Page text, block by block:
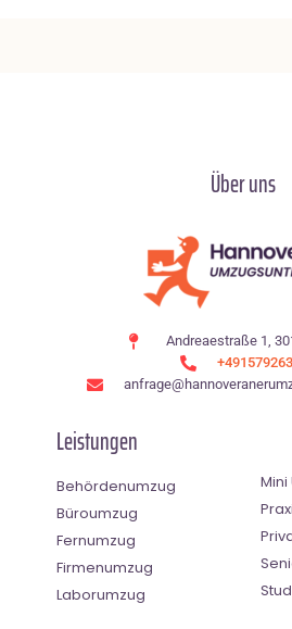
Über uns
Andreaestraße 1,
Leistungen
Behördenumzug
Büroumzug
Fernumzug
Firmenumzug
Laborumzug
Mini